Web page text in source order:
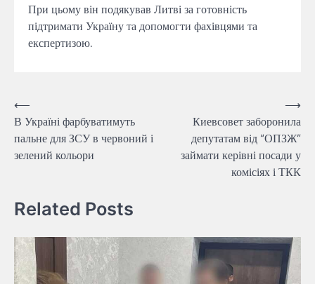
При цьому він подякував Литві за готовність
підтримати Україну та допомогти фахівцями та
експертизою.
Навігація
записів
⟵
В Україні фарбуватимуть
пальне для ЗСУ в червоний і
зелений кольори
Киевсовет заборонила
депутатам від “ОПЗЖ”
займати керівні посади у
комісіях і ТКК
⟶
Related Posts